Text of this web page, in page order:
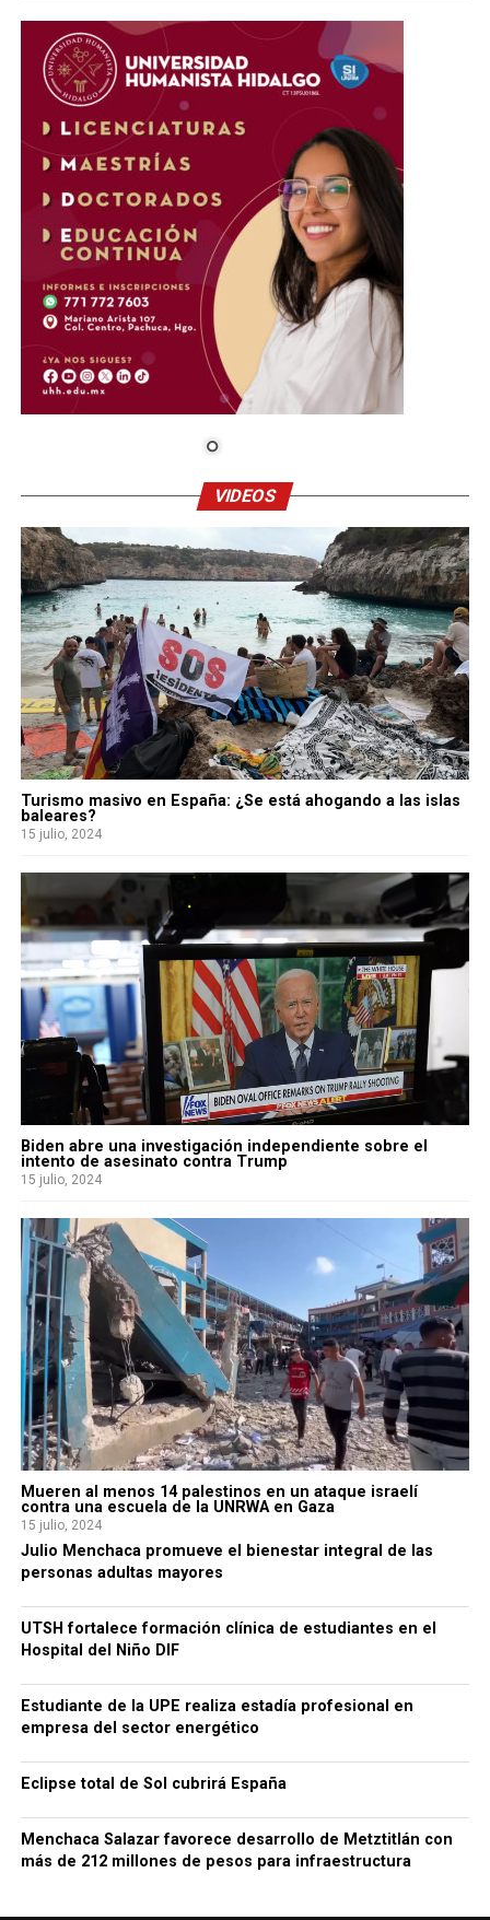
VIDEOS
Turismo masivo en España: ¿Se está ahogando a las islas
baleares?
15 julio, 2024
Biden abre una investigación independiente sobre el
intento de asesinato contra Trump
15 julio, 2024
Mueren al menos 14 palestinos en un ataque israelí
contra una escuela de la UNRWA en Gaza
15 julio, 2024
Julio Menchaca promueve el bienestar integral de las
personas adultas mayores
UTSH fortalece formación clínica de estudiantes en el
Hospital del Niño DIF
Estudiante de la UPE realiza estadía profesional en
empresa del sector energético
Eclipse total de Sol cubrirá España
Menchaca Salazar favorece desarrollo de Metztitlán con
más de 212 millones de pesos para infraestructura